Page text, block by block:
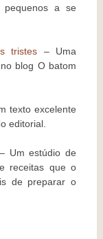
a se
tristes – Uma
blog O batom
texto excelente
editorial.
– Um estúdio de
receitas que o
de preparar o